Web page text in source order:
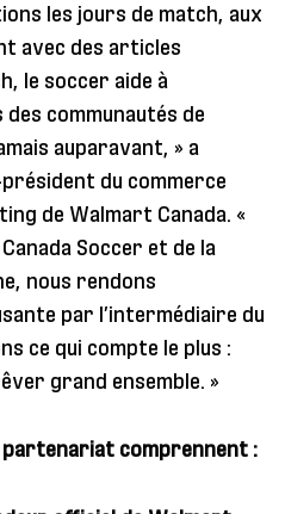
les jours de match, aux
avec des articles
le soccer aide à
communautés de
auparavant, » a
du commerce
de Walmart Canada. «
Soccer et de la
nous rendons
par l’intermédiaire du
ce qui compte le plus :
grand ensemble. »
partenariat comprennent :